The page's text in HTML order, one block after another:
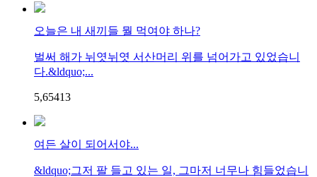
오늘은 내 새끼들 뭘 먹여야 하나?
벌써 해가 뉘엿뉘엿 서산머리 위를 넘어가고 있었습니
다.&ldquo;...
5,65413
여든 살이 되어서야...
&ldquo;그저 팔 들고 있는 일, 그마저 너무나 힘들었습니